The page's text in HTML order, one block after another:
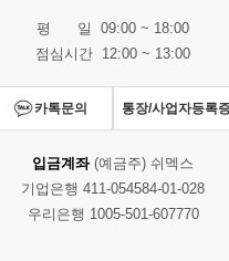
평 일 09:00 ~ 18:00
점심시간 12:00 ~ 13:00
카톡문의 통장/사업자등록
입금계좌(예금주) 쉬멕스
기업은행 411-054584-01-028
우리은행 1005-501-607770